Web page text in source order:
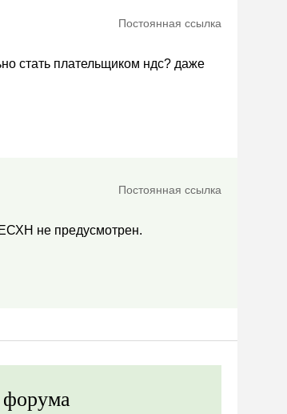
Постоянная ссылка
стать плательщиком ндс? даже
Постоянная ссылка
не предусмотрен.